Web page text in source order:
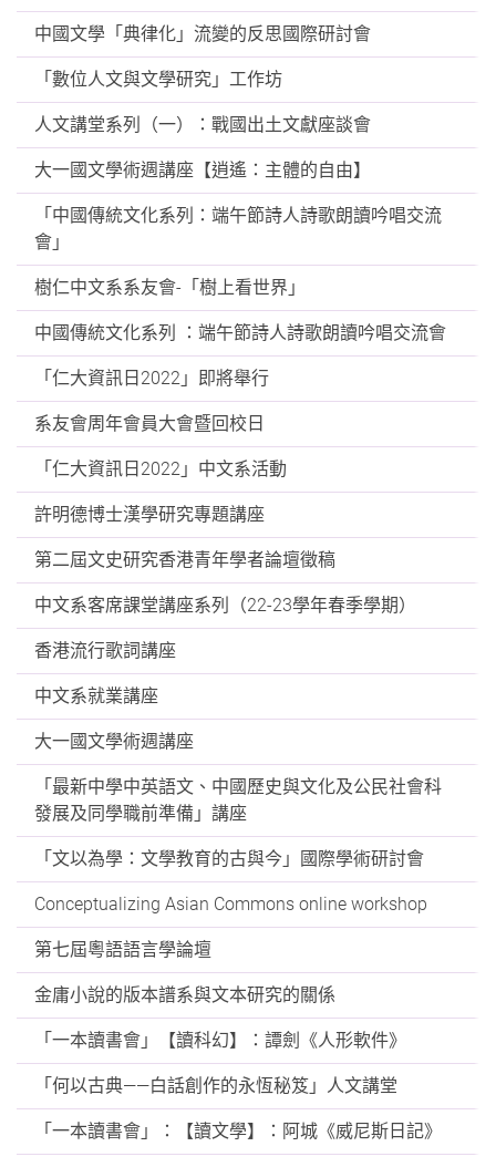
中國文學「典律化」流變的反思國際研討會
「數位人文與文學研究」工作坊
人文講堂系列（一）：戰國出土文獻座談會
大一國文學術週講座【逍遙：主體的自由】
「中國傳統文化系列：端午節詩人詩歌朗讀吟唱交流
會」
樹仁中文系系友會-「樹上看世界」
中國傳統文化系列 ：端午節詩人詩歌朗讀吟唱交流會
「仁大資訊日2022」即將舉行
系友會周年會員大會暨回校日
「仁大資訊日2022」中文系活動
許明德博士漢學研究專題講座
第二屆文史研究香港青年學者論壇徵稿
中文系客席課堂講座系列（22-23學年春季學期）
香港流行歌詞講座
中文系就業講座
大一國文學術週講座
「最新中學中英語文、中國歷史與文化及公民社會科
發展及同學職前準備」講座
「文以為學：文學教育的古與今」國際學術研討會
Conceptualizing Asian Commons online workshop
第七屆粵語語言學論壇
金庸小說的版本譜系與文本研究的關係
「一本讀書會」【讀科幻】：譚劍《人形軟件》
「何以古典——白話創作的永恆秘笈」人文講堂
「一本讀書會」：【讀文學】：阿城《威尼斯日記》